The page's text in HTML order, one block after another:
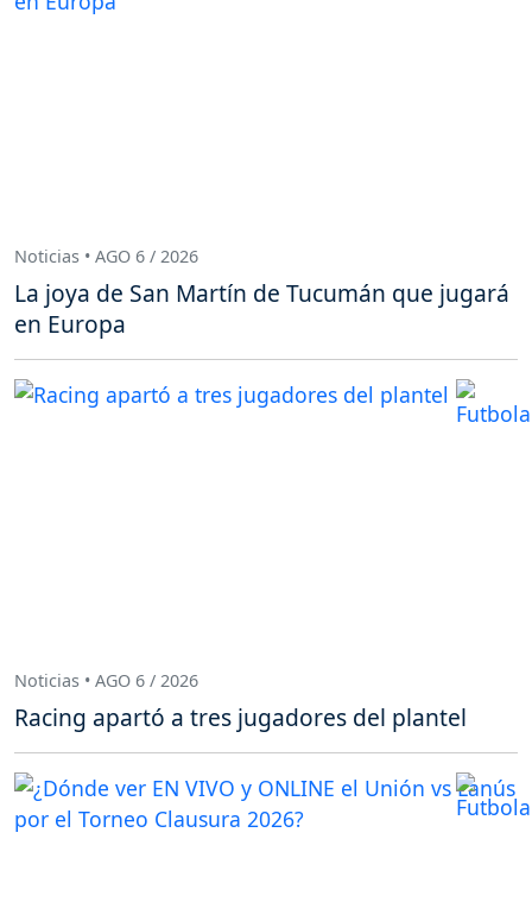
Noticias • AGO 6 / 2026
La joya de San Martín de Tucumán que jugará
en Europa
Noticias • AGO 6 / 2026
Racing apartó a tres jugadores del plantel